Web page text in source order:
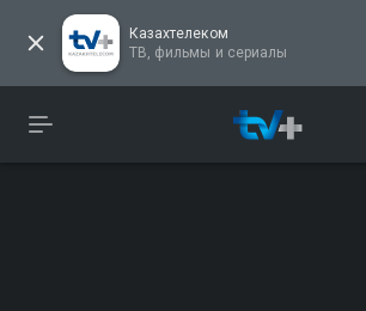
Казахтелеком
ТВ, фильмы и сериалы